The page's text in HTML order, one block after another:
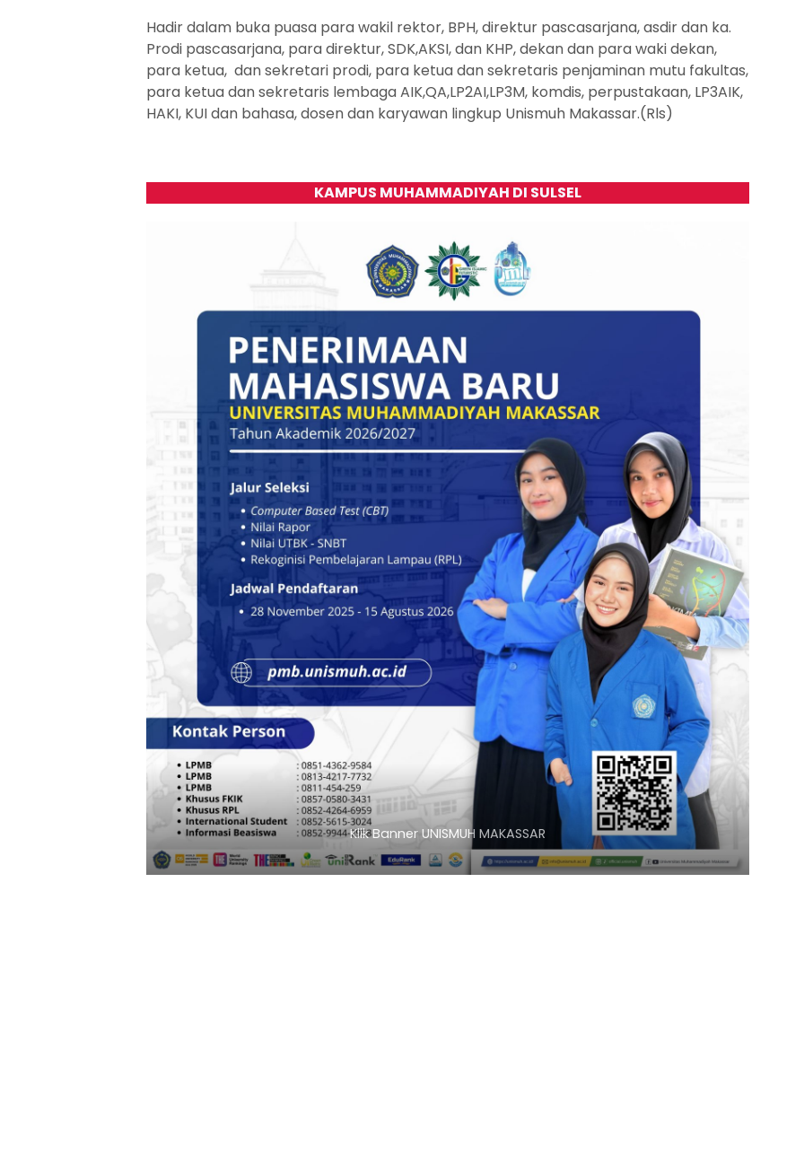
Hadir dalam buka puasa para wakil rektor, BPH, direktur pascasarjana, asdir dan ka.
Prodi pascasarjana, para direktur, SDK,AKSI, dan KHP, dekan dan para waki dekan,
para ketua, dan sekretari prodi, para ketua dan sekretaris penjaminan mutu fakultas,
para ketua dan sekretaris lembaga AIK,QA,LP2AI,LP3M, komdis, perpustakaan, LP3AIK,
HAKI, KUI dan bahasa, dosen dan karyawan lingkup Unismuh Makassar.(Rls)
KAMPUS MUHAMMADIYAH DI SULSEL